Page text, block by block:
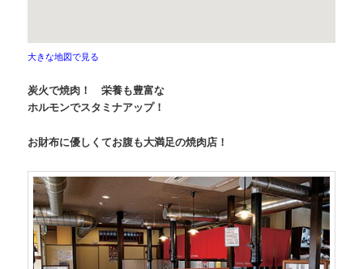
大きな地図で見る
炭火で焼肉！ 栄養も豊富な
ホルモンでスタミナアップ！
お財布に優しくてお腹も大満足の焼肉店！